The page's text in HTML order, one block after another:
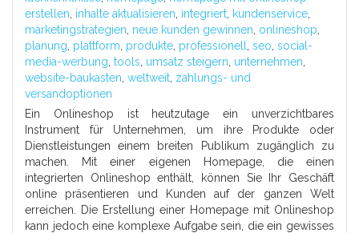
erstellen inhalte aktualisieren integriert kundenservice
marketingstrategien neue kunden gewinnen onlineshop
planung plattform produkte professionell seo social-
media-werbung tools umsatz steigern unternehmen
website-baukasten weltweit zahlungs- und
versandoptionen
Ein Onlineshop ist heutzutage ein unverzichtbares
Instrument für Unternehmen, um ihre Produkte oder
Dienstleistungen einem breiten Publikum zugänglich zu
machen. Mit einer eigenen Homepage, die einen
integrierten Onlineshop enthält, können Sie Ihr Geschäft
online präsentieren und Kunden auf der ganzen Welt
erreichen. Die Erstellung einer Homepage mit Onlineshop
kann jedoch eine komplexe Aufgabe sein, die ein gewisses